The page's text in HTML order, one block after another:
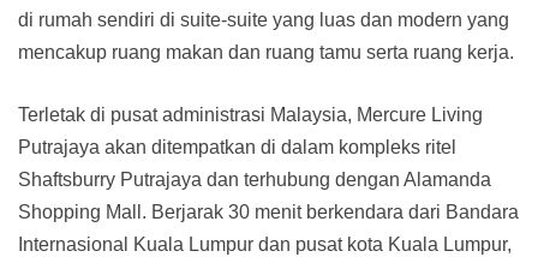
di rumah sendiri di suite-suite yang luas dan modern yang
mencakup ruang makan dan ruang tamu serta ruang kerja.
Terletak di pusat administrasi Malaysia, Mercure Living
Putrajaya akan ditempatkan di dalam kompleks ritel
Shaftsburry Putrajaya dan terhubung dengan Alamanda
Shopping Mall. Berjarak 30 menit berkendara dari Bandara
Internasional Kuala Lumpur dan pusat kota Kuala Lumpur,